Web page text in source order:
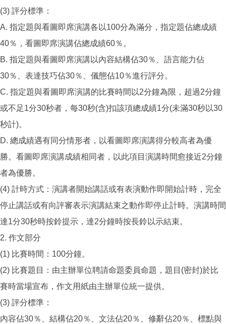
(3) 評分標準：
A. 指定題與看圖即席演講各以100分為滿分，指定題佔總成績
40％，看圖即席演講佔總成績60％。
B. 指定題與看圖即席演講以內容結構佔30％、語言能力佔
30％、表達技巧佔30％、儀態佔10％進行評分。
C. 指定題與看圖即席演講的比賽時間以2分鐘為限，超過2分鐘
或不足1分30秒者，每30秒(含)扣該項總成績1分(未滿30秒以30
秒計)。
D. 總成績遇有同分情形者，以看圖即席演講得分較高者為優
勝。看圖即席演講成績相同者，以此項目演講時間愈接近2分鐘
者為優勝。
(4) 計時方式：演講者開始講話或有表演動作即開始計時，完全
停止講話或有向評審表示演講結束之動作即停止計時。演講時間
達1分30秒時按鈴提示，達2分鐘時按長鈴以示結束。
2. 作文部分
(1) 比賽時間：100分鐘。
(2) 比賽題目：由主辦單位聘請命題委員命題，題目(密封)於比
賽時當場宣布，作文用紙由主辦單位統一提供。
(3) 評分標準：
內容佔30％、結構佔20％、文法佔20％、修辭佔20％、標點與